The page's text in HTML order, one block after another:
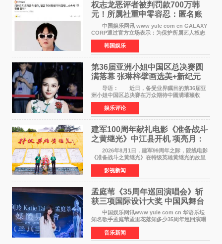
权志龙恶评者被判罚款700万韩
元！所属社重申零容忍：匿名账
号也难逃刑责
中国娱乐网讯 www yule com cn GALAXY
CORP通过官方立场表示：为保护所属艺人权志
龙的名誉和权益，将持续对网络上发生的名誉损
害、散布虚假事实、侮辱、恶意诽谤等行为采取
法律应对措施。
韩国娱乐
第36届亚洲小姐中国区总决赛圆
满落幕 张琳梓擘画选美+新纪元
导语： 近日，备受业界瞩目的第36届亚
洲小姐中国区总决赛在万众期待中圆满璀璨收
官。整场盛典汇聚万千芳华，不仅完成了新一届
美丽代言人的加冕选拔，更在行业发展层面带来
颠覆性突破。活动
娱乐评论
建军100周年献礼电影《准备战斗
之黄继光》中江县开机 项亮月：
以光影为笔，书写英雄赞歌
2026年8月1日，建军99周年之际，院线电影
《准备战斗之黄继光》在特级英雄黄继光的故里
——四川省德阳市中江县黄继光出生地正式开
机。本片出品人、总制片人项亮月主持开机仪
式，&zwnj;特级英雄
影视新闻
孟庭苇《35周年巡回演唱会》斩
获三项国际设计大奖 中国风舞台
美学获全球认可
中国娱乐网讯www yule com cn 华语乐坛
知名歌手孟庭苇孟里花落知多少35周年巡回演唱
会再传喜讯。该演唱会先后荣获美国MUSE
Creative Awards白金奖（Platinum Winner）、
英国London Design
音乐新闻